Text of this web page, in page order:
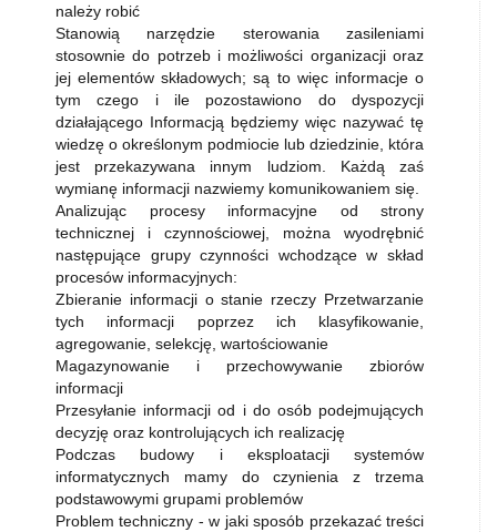
należy robić
Stanowią narzędzie sterowania zasileniami
stosownie do potrzeb i możliwości organizacji oraz
jej elementów składowych; są to więc informacje o
tym czego i ile pozostawiono do dyspozycji
działającego Informacją będziemy więc nazywać tę
wiedzę o określonym podmiocie lub dziedzinie, która
jest przekazywana innym ludziom. Każdą zaś
wymianę informacji nazwiemy komunikowaniem się.
Analizując procesy informacyjne od strony
technicznej i czynnościowej, można wyodrębnić
następujące grupy czynności wchodzące w skład
procesów informacyjnych:
Zbieranie informacji o stanie rzeczy Przetwarzanie
tych informacji poprzez ich klasyfikowanie,
agregowanie, selekcję, wartościowanie
Magazynowanie i przechowywanie zbiorów
informacji
Przesyłanie informacji od i do osób podejmujących
decyzję oraz kontrolujących ich realizację
Podczas budowy i eksploatacji systemów
informatycznych mamy do czynienia z trzema
podstawowymi grupami problemów
Problem techniczny - w jaki sposób przekazać treści